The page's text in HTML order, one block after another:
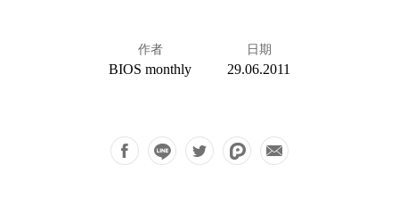
作者
BIOS monthly
日期
29.06.2011